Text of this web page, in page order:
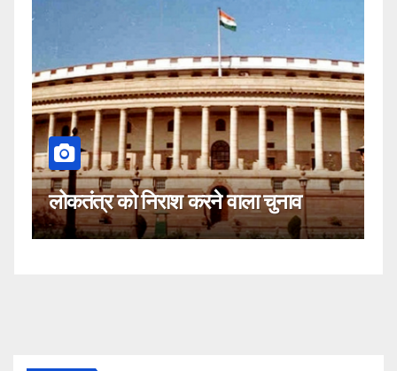
करने वाला चुनाव
कहीं यह सीजेआई के
नहीं!